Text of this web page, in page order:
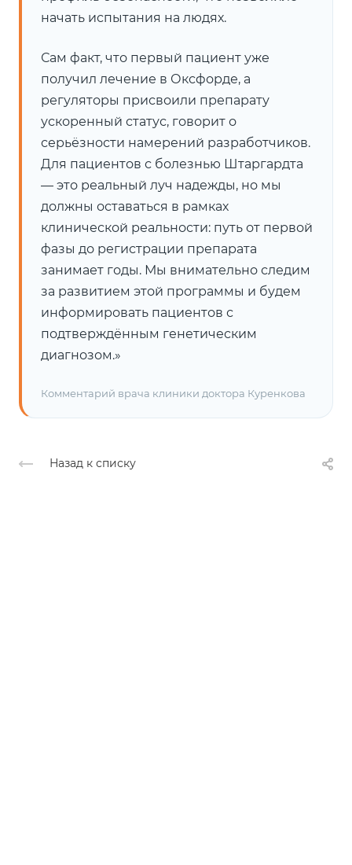
начать испытания на людях.
Сам факт, что первый пациент уже
получил лечение в Оксфорде, а
регуляторы присвоили препарату
ускоренный статус, говорит о
серьёзности намерений разработчиков.
Для пациентов с болезнью Штаргардта
— это реальный луч надежды, но мы
должны оставаться в рамках
клинической реальности: путь от первой
фазы до регистрации препарата
занимает годы. Мы внимательно следим
за развитием этой программы и будем
информировать пациентов с
подтверждённым генетическим
диагнозом.»
Комментарий врача клиники доктора Куренкова
Назад к списку